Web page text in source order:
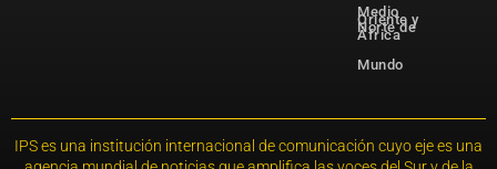
Medio
Oriente y
Norte de
África
Mundo
IPS es una institución internacional de comunicación cuyo eje es una